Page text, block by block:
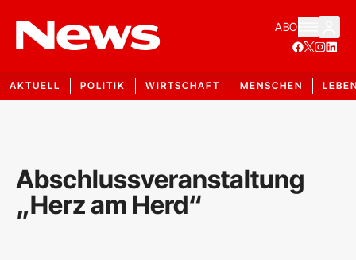
ABO
AKTUELL POLITIK WIRTSCHAFT MENSCHEN
Abschlussveranstaltung
„Herz am Herd“